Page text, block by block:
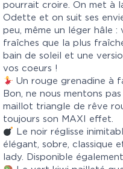
pourrait croire. On met à
Odette et on suit ses
peu, même un léger hâle :
fraîches que la plus
bain de soleil et une
vos coeurs !
Un rouge grenadine à
Bon, ne nous mentons
maillot triangle de rêve
toujours son MAXI effet.
Le noir réglisse
élégant, sobre, classique
lady. Disponible